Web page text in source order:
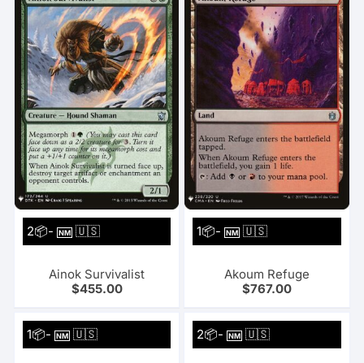
2📦-NM 🇺🇸
Ainok Survivalist
$455.00
1📦-NM 🇺🇸
Akoum Refuge
$767.00
1📦-NM 🇺🇸 2📦-NM 🇺🇸